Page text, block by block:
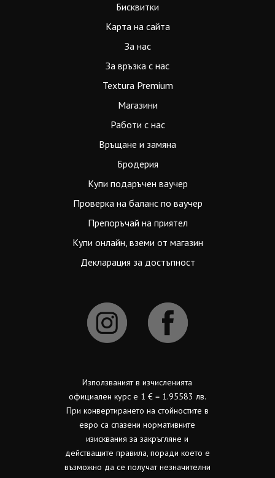
Бисквитки
Карта на сайта
За нас
За връзка с нас
Textura Premium
Магазини
Работи с нас
Връщане и замяна
Бродерия
Купи подаръчен ваучер
Проверка на баланс по ваучер
Препоръчай на приятел
Купи онлайн, вземи от магазин
Декларация за достъпност
Използваният в изчисленията
официален курс е 1 € = 1.95583 лв.
При конвертирането на стойностите в
евро са спазени нормативните
изисквания за закръгляне и
действащите правила, поради което е
възможно да се получат незначителни